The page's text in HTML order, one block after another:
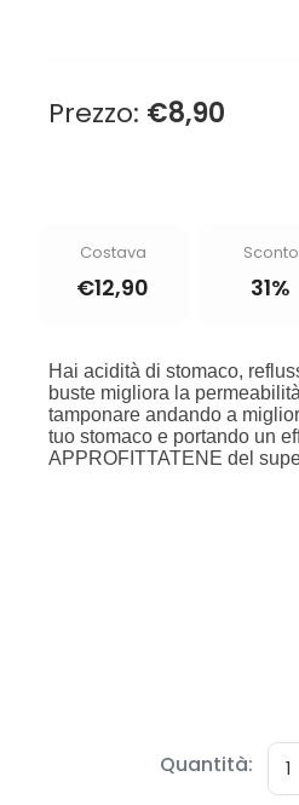
Prezzo: €8,90
Costava
€12,90
Sconto
31%
Quantità: